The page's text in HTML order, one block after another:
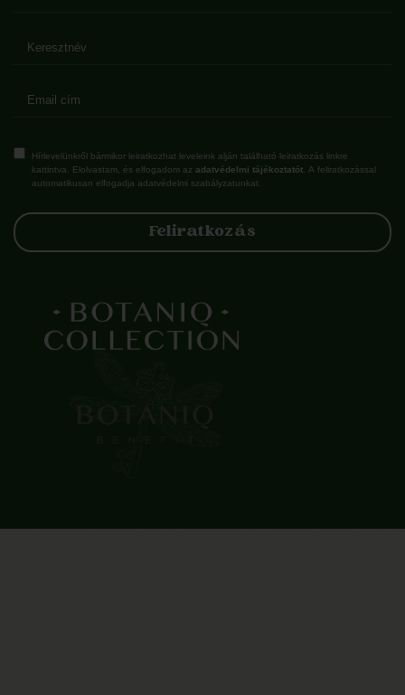
Hírlevelünkről bármikor leiratkozhat leveleink alján található leiratkozás linkre
kattintva. Elolvastam, és elfogadom az adatvédelmi tájékoztatót.
A feliratkozással
automatikusan elfogadja adatvédelmi szabályzatunkat.
Feliratkozás